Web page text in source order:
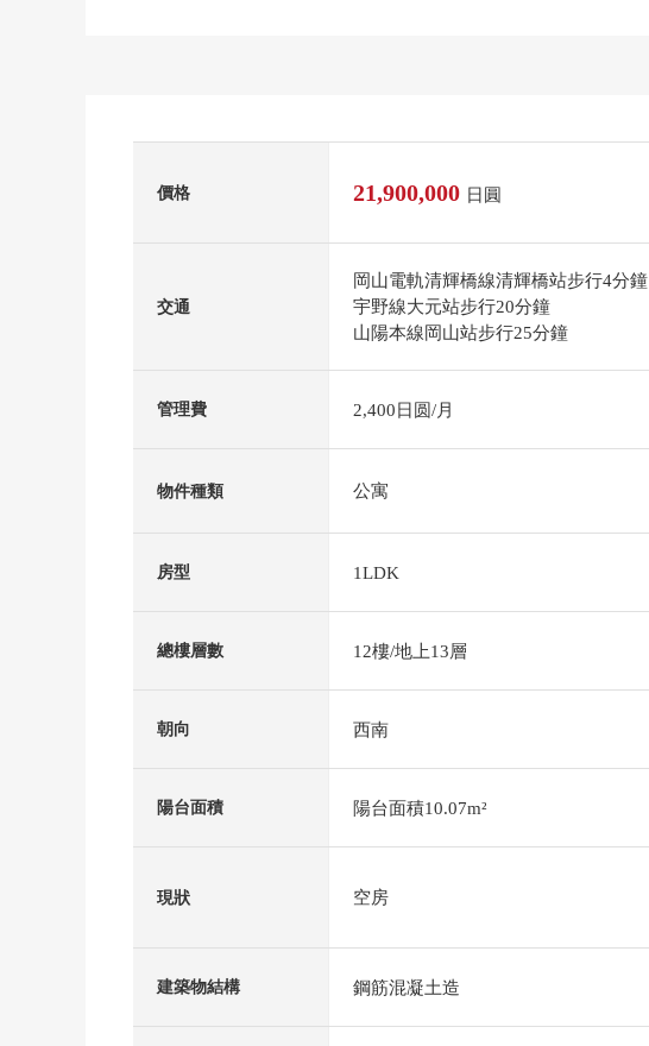
價格 21,900,000 日圓
交通
岡山電軌清輝橋線清輝橋站步行4分鐘
宇野線大元站步行20分鐘
山陽本線岡山站步行25分鐘
管理費 2,400日圆/月
物件種類 公寓
房型 1LDK
總樓層數 12樓/地上13層
朝向 西南
陽台面積 陽台面積10.07m²
現狀 空房
建築物結構 鋼筋混凝土造